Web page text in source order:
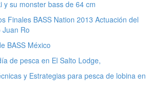
y su monster bass de 64 cm
Finales BASS Nation 2013 Actuación del
Juan Ro
BASS México
de pesca en El Salto Lodge,
y Estrategias para pesca de lobina en